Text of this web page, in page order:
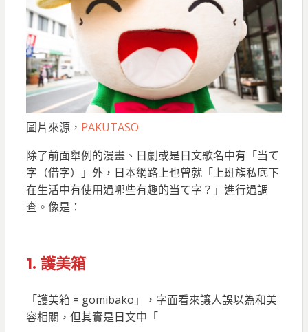
圖片來源， PAKUTASO
除了前面舉例的漫畫、日劇或是日文歌名中有「当て
字（借字）」外，日本網路上也曾就「上班族私底下
在生活中有使用過哪些有趣的当て字？」進行過調
查。像是：
1. 護美箱
「護美箱 = gomibako」，字面看來讓人誤以為和美
容相關，但其實是日文中「